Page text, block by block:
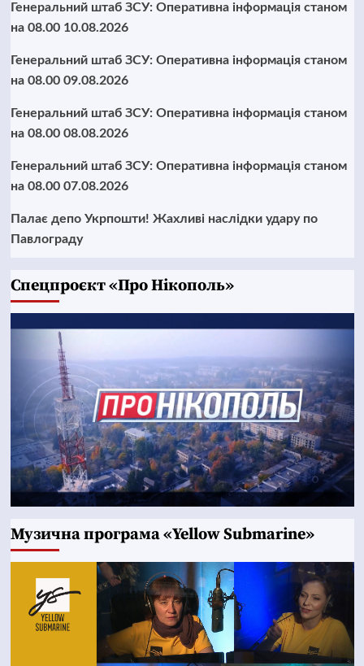
Генеральний штаб ЗСУ: Оперативна інформація станом
на 08.00 10.08.2026
Генеральний штаб ЗСУ: Оперативна інформація станом
на 08.00 09.08.2026
Генеральний штаб ЗСУ: Оперативна інформація станом
на 08.00 08.08.2026
Генеральний штаб ЗСУ: Оперативна інформація станом
на 08.00 07.08.2026
Палає депо Укрпошти! Жахливі наслідки удару по
Павлограду
Cпецпроєкт «Про Нікополь»
Музична програма «Yellow Submarine»